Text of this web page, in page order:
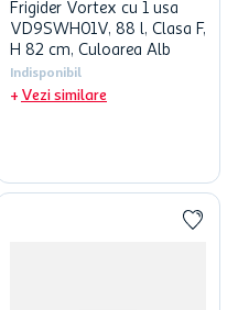
Frigider Vortex cu 1 usa
VD9SWH01V, 88 l, Clasa F,
H 82 cm, Culoarea Alb
Indisponibil
Vezi similare